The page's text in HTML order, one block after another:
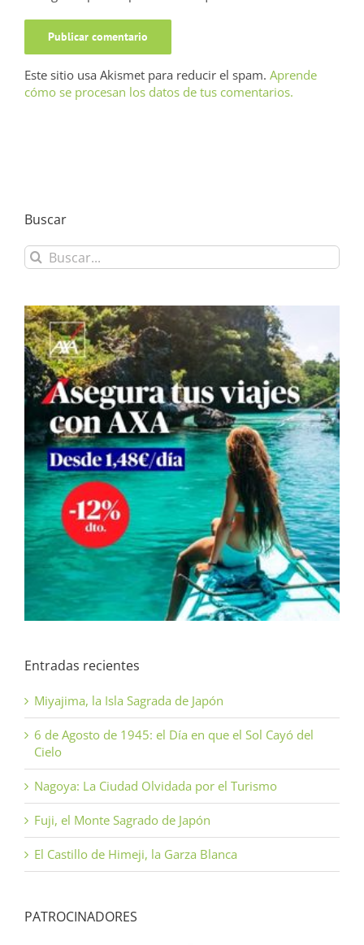
Este sitio usa Akismet para reducir el spam. Aprende
cómo se procesan los datos de tus comentarios.
Buscar
Buscar:
Entradas recientes
Miyajima, la Isla Sagrada de Japón
6 de Agosto de 1945: el Día en que el Sol Cayó del
Cielo
Nagoya: La Ciudad Olvidada por el Turismo
Fuji, el Monte Sagrado de Japón
El Castillo de Himeji, la Garza Blanca
PATROCINADORES